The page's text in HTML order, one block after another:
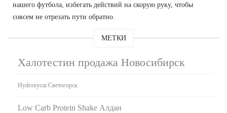
нашего футбола, избегать действий на скорую руку, чтобы
совсем не отрезать пути обратно.
МЕТКИ
Халотестин продажа Новосибирск
Hydroxycut Светогорск
Low Carb Protein Shake Алдан